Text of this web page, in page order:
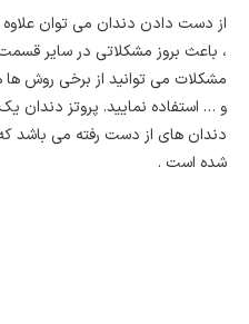
از دست دادن دندان می توان
، باعث بروز مشکلاتی در سایر
مشکلات می توانید از برخی روش ها
و … استفاده نمایید. پروتز
دندان های از دست رفته می باشد
شده است .